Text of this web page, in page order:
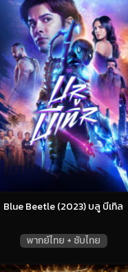
Blue Beetle (2023) บลู บีเทิล
พากย์ไทย + ซับไทย